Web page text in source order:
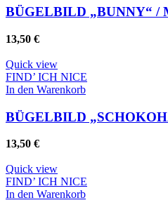
BÜGELBILD „BUNNY“ /
13,50 €
Quick view
FIND’ ICH NICE
In den Warenkorb
BÜGELBILD
13,50 €
Quick view
FIND’ ICH NICE
In den Warenkorb